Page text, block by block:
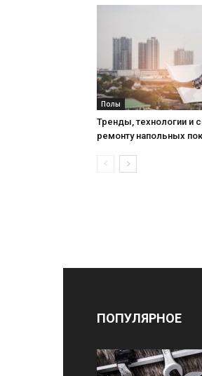
Полы
Тренды, технологии и
ремонту напольных
ПОПУЛЯРНОЕ